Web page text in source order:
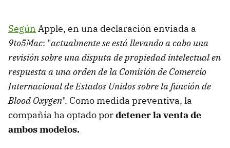
Según Apple, en una declaración enviada a
9to5Mac: "actualmente se está llevando a cabo una
revisión sobre una disputa de propiedad intelectual en
respuesta a una orden de la Comisión de Comercio
Internacional de Estados Unidos sobre la función de
Blood Oxygen". Como medida preventiva, la
compañía ha optado pordetener la venta de
ambos modelos.